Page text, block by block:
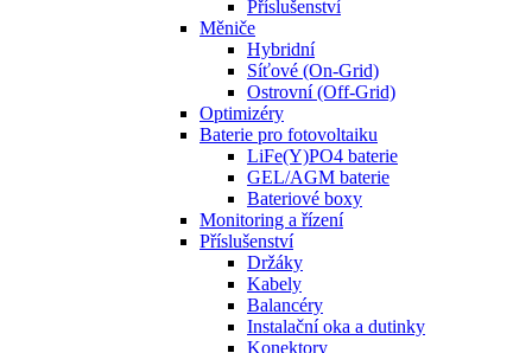
Příslušenství
Měniče
Hybridní
Síťové (On-Grid)
Ostrovní (Off-Grid)
Optimizéry
Baterie pro fotovoltaiku
LiFe(Y)PO4 baterie
GEL/AGM baterie
Bateriové boxy
Monitoring a řízení
Příslušenství
Držáky
Kabely
Balancéry
Instalační oka a dutinky
Konektory